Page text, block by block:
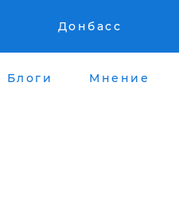
Донбасс
Блоги Мнение